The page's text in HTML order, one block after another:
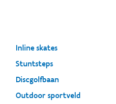
Inline skates
Stuntsteps
Discgolfbaan
Outdoor sportveld